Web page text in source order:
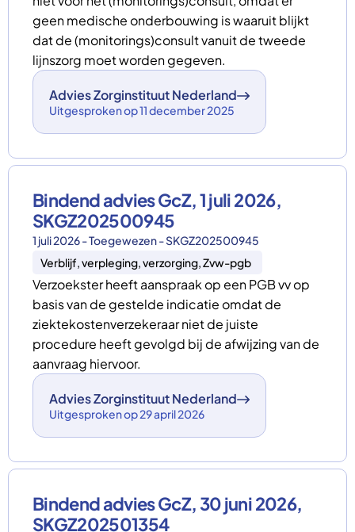
geen medische onderbouwing is waaruit blijkt
dat de (monitorings)consult vanuit de tweede
lijnszorg moet worden gegeven.
Advies Zorginstituut Nederland
Uitgesproken op 11 december 2025
Bindend advies GcZ, 1 juli 2026,
SKGZ202500945
1 juli 2026 - Toegewezen - SKGZ202500945
Verblijf, verpleging, verzorging, Zvw-pgb
Verzoekster heeft aanspraak op een PGB vv op
basis van de gestelde indicatie omdat de
ziektekostenverzekeraar niet de juiste
procedure heeft gevolgd bij de afwijzing van de
aanvraag hiervoor.
Advies Zorginstituut Nederland
Uitgesproken op 29 april 2026
Bindend advies GcZ, 30 juni 2026,
SKGZ202501354